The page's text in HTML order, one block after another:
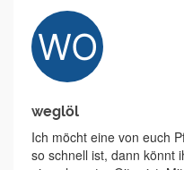
weglöl
Ich möcht eine von euch
so schnell ist, dann könnt